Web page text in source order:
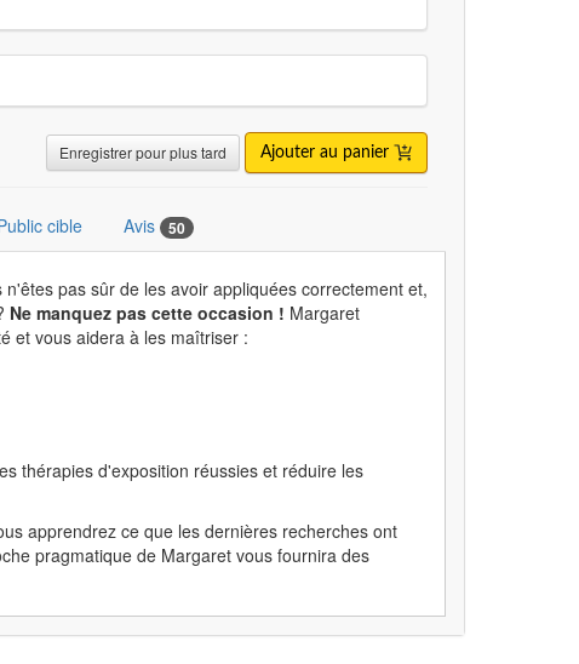
Enregistrer pour plus tard Ajouter au panier
cible Avis 50
pas sûr de les avoir appliquées correctement et,
Ne manquez pas cette occasion ! Margaret
et vous aidera à les maîtriser :
thérapies d'exposition réussies et réduire les
apprendrez ce que les dernières recherches ont
pragmatique de Margaret vous fournira des